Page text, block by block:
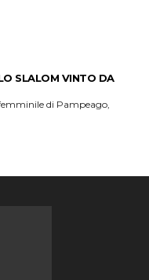
SLALOM VINTO DA
di Pampeago,